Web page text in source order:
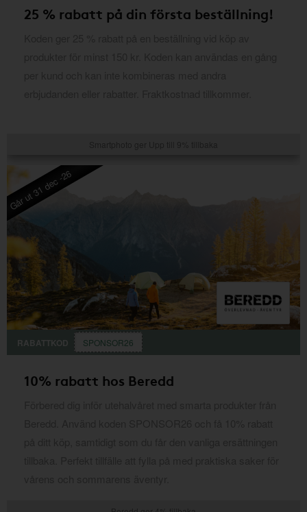
25 % rabatt på din första beställning!
Går ut 31 dec -26
RABATTKOD SPONSOR26
10% rabatt hos Beredd